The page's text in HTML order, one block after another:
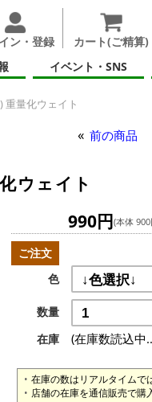
ン・登録 カート(ご精算)
イベント・SNS
重量化ウェイト
前の商品
ウェイト
990円(本体 900
ご注文
色
数量
在庫
(在庫数読込中
在庫の数はリアルタイムで
店舗の在庫を通信販売で購